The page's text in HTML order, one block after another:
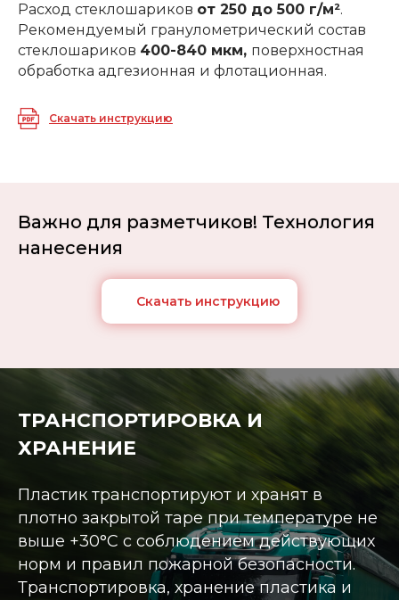
Расход стеклошариков от 250 до 500 г/м².
Рекомендуемый гранулометрический состав
стеклошариков 400-840 мкм, поверхностная
обработка адгезионная и флотационная.
Скачать инструкцию
Важно для разметчиков! Технология
нанесения
Скачать инструкцию
ТРАНСПОРТИРОВКА И
ХРАНЕНИЕ
Пластик транспортируют и хранят в
плотно закрытой таре при температуре не
выше +30°С с соблюдением действующих
норм и правил пожарной безопасности.
Транспортировка, хранение пластика и